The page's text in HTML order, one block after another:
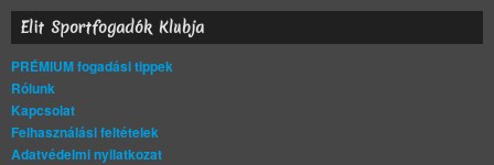
Elit Sportfogadók Klubja
PRÉMIUM fogadási tippek
Rólunk
Kapcsolat
Felhasználási feltételek
Adatvédelmi nyilatkozat